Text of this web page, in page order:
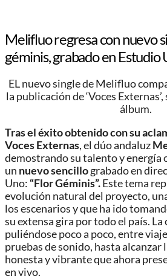
Melifluo regresa con nuevo
géminis, grabado en Estudio
EL nuevo single de Melifluo
la publicación de ‘Voces
álbum.
Tras el éxito obtenido con su
Voces Externas, el dúo andaluz
demostrando su talento y energía
un nuevo sencillograbado en
Uno: “Flor Géminis”.Este tema
evolución natural del proyecto,
los escenarios y que ha ido
su extensa gira por todo el país. La
puliéndose poco a poco, entre
pruebas de sonido, hasta alcanzar
honesta y vibrante que ahora
en vivo.